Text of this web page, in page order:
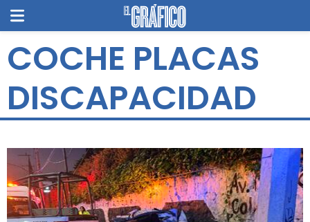
COCHE PLACAS
DISCAPACIDAD